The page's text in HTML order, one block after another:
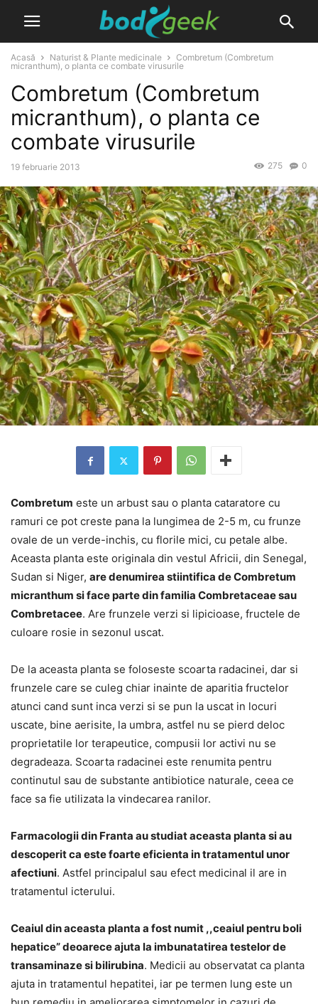
Acasă Naturist & Plante medicinale
Combretum (Combretum
micranthum), o planta ce combate virusurile
Combretum (Combretum
micranthum), o planta ce
combate virusurile
19 februarie 2013 0
275
Combretum este un arbust sau o planta cataratore cu
ramuri ce pot creste pana la lungimea de 2-5 m, cu frunze
ovale de un verde-inchis, cu florile mici, cu petale albe.
Aceasta planta este originala din vestul Africii, din Senegal,
Sudan si Niger, are denumirea stiintifica de Combretum
micranthum si face parte din familia Combretaceae sau
Combretacee. Are frunzele verzi si lipicioase, fructele de
culoare rosie in sezonul uscat.
De la aceasta planta se foloseste scoarta radacinei, dar si
frunzele care se culeg chiar inainte de aparitia fructelor
atunci cand sunt inca verzi si se pun la uscat in locuri
uscate, bine aerisite, la umbra, astfel nu se pierd deloc
proprietatile lor terapeutice, compusii lor activi nu se
degradeaza. Scoarta radacinei este renumita pentru
continutul sau de substante antibiotice naturale, ceea ce
face sa fie utilizata la vindecarea ranilor.
Farmacologii din Franta au studiat aceasta planta si au
descoperit ca este foarte eficienta in tratamentul unor
afectiuni. Astfel principalul sau efect medicinal il are in
tratamentul icterului.
Ceaiul din aceasta planta a fost numit ,,ceaiul pentru boli
hepatice” deoarece ajuta la imbunatatirea testelor de
transaminaze si bilirubina. Medicii au observatat ca planta
ajuta in tratamentul hepatitei, iar pe termen lung este un